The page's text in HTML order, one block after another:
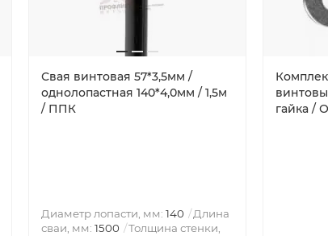
Свая винтовая 57*3,5мм /
однолопастная 140*4,0мм / 1,5м
/ ППК
Диаметр лопасти, мм: 140
Длина
сваи, мм: 1500
Толщина стенки,
гайка /